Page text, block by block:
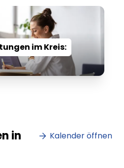
im Kreis:
in
Kalender öffnen